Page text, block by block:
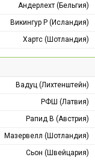
Андерлехт (Бельгия)
Викингур Р (Исландия)
Хартс (Шотландия)
Вадуц (Лихтенштейн)
РФШ (Латвия)
Рапид В (Австрия)
Мазервелл (Шотландия)
Сьон (Швейцария)